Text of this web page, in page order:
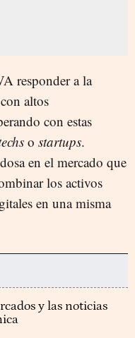
responder a la
altos
con estas
o startups.
en el mercado que
los activos
en una misma
y las noticias